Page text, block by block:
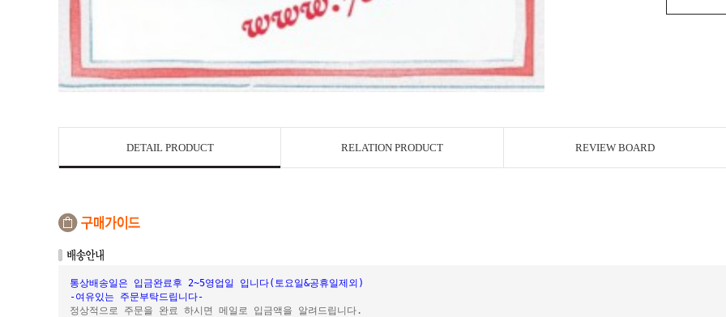
DETAIL PRODUCT RELATION PRODUCT REVIEW BOARD
통상배송일은 입금완료후 2~5영업일 입니다(토요일&공휴일제외)
-여유있는 주문부탁드립니다-
정상적으로 주문을 완료 하시면 메일로 입금액을 알려드립니다.